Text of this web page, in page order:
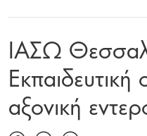
ΙΑΣΩ
Εκπαιδευτική
αξονική